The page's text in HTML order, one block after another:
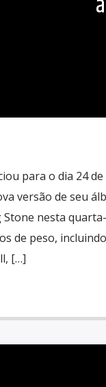
para o dia 24
versão de seu
nesta
de peso,
[…]